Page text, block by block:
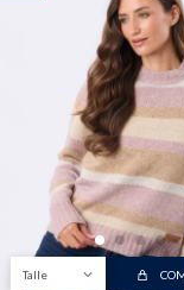
Talle
Remeras
Buzos